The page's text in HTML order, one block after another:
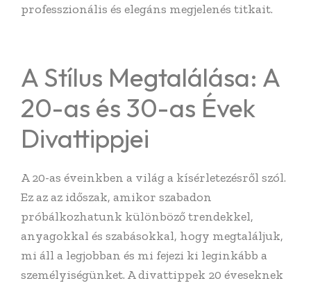
professzionális és elegáns megjelenés titkait.
A Stílus Megtalálása: A
20-as és 30-as Évek
Divattippjei
A 20-as éveinkben a világ a kísérletezésről szól.
Ez az az időszak, amikor szabadon
próbálkozhatunk különböző trendekkel,
anyagokkal és szabásokkal, hogy megtaláljuk,
mi áll a legjobban és mi fejezi ki leginkább a
személyiségünket. A divattippek 20 éveseknek